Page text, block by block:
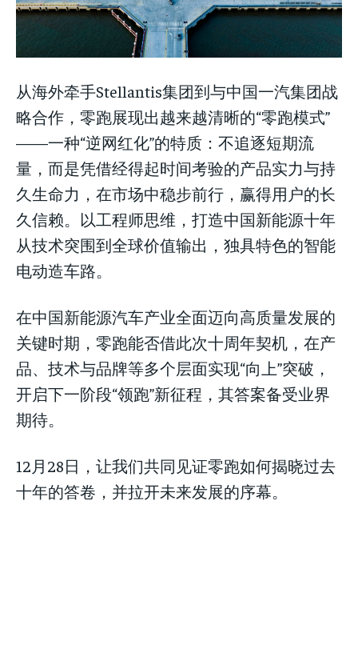
从海外牵手Stellantis集团到与中国一汽集团战
略合作，零跑展现出越来越清晰的“零跑模式”
——一种“逆网红化”的特质：不追逐短期流
量，而是凭借经得起时间考验的产品实力与持
久生命力，在市场中稳步前行，赢得用户的长
久信赖。以工程师思维，打造中国新能源十年
从技术突围到全球价值输出，独具特色的智能
电动造车路。
在中国新能源汽车产业全面迈向高质量发展的
关键时期，零跑能否借此次十周年契机，在产
品、技术与品牌等多个层面实现“向上”突破，
开启下一阶段“领跑”新征程，其答案备受业界
期待。
12月28日，让我们共同见证零跑如何揭晓过去
十年的答卷，并拉开未来发展的序幕。